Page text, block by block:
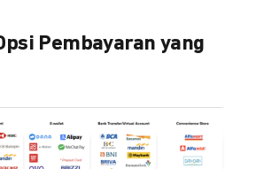
Pembayaran yang